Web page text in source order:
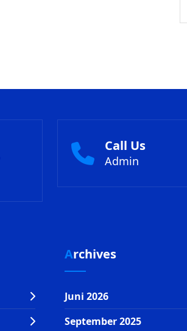
Call Us
Admin
Archives
Juni 2026
September 2025